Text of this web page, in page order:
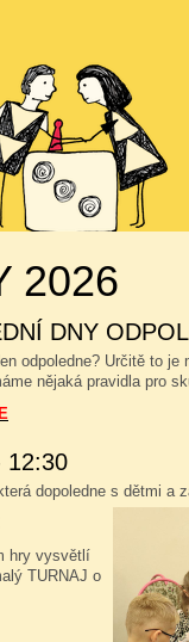
2026
DNY
odpoledne? Určitě to
nějaká pravidla pro
12:30
dopoledne s dětmi a
hry vysvětlí
TURNAJ o